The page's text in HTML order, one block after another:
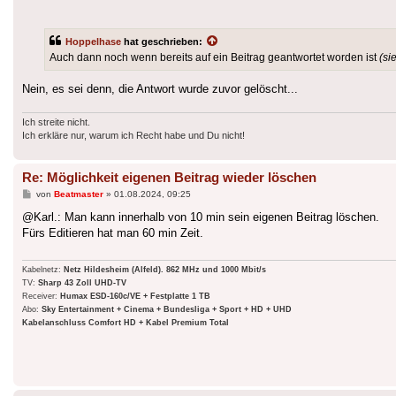
Hoppelhase hat geschrieben:
Auch dann noch wenn bereits auf ein Beitrag geantwortet worden ist
Nein, es sei denn, die Antwort wurde zuvor gelöscht...
Ich streite nicht.
Ich erkläre nur, warum ich Recht habe und Du nicht!
Re: Möglichkeit eigenen Beitrag wieder löschen
Beitrag
von Beatmaster» 01.08.2024, 09:25
@Karl.: Man kann innerhalb von 10 min sein eigenen Beitrag löschen.
Fürs Editieren hat man 60 min Zeit.
Kabelnetz: Netz Hildesheim (Alfeld). 862 MHz und 1000 Mbit/s
TV: Sharp 43 Zoll UHD-TV
Receiver: Humax ESD-160c/VE + Festplatte 1 TB
Abo: Sky Entertainment + Cinema + Bundesliga + Sport + HD + UHD
Kabelanschluss Comfort HD + Kabel Premium Total